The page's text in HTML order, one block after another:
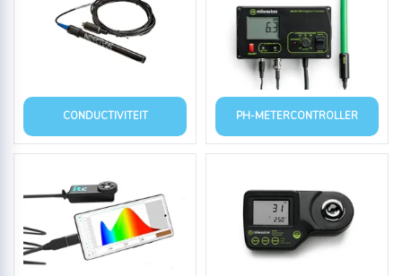
CONDUCTIVITEIT PH-METERCONTROLLER